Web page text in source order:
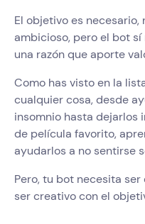
El objetivo es
ambicioso, pero el bot
una razón que aporte
Como has visto en la
cualquier cosa, desde
insomnio hasta dejarlos
de película favorito,
ayudarlos a no sentirse
Pero, tu bot necesita
ser creativo con el